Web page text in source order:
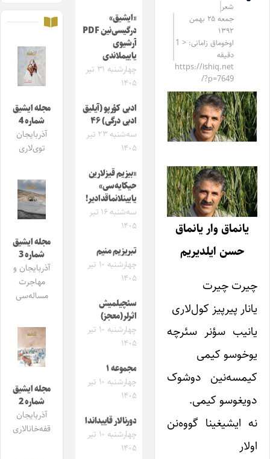
شعر
جمعه ۲۵ بهمن
۱۳۹۲
اوخوماق زامانی: < 1
دقیقه
https://ishiq.net
/?p=7649
یانماق وار یانماق
حسن ایلدیریم
چیرت چیرت
یانار پیرپیز کول‌لاری
یانیب سؤنر سئرچه
یوخوسو کیمی
کیمسه‌نین دوشوک
دویغوسو کیمی.
نه ایشیغینا گووه‌نن
اولار
«ایشیق»
درگیسی‌نین PDF
آرشیوی
یاییملاندی
چهارشنبه ۳۱ تیر
۱۴۰۵
ادبی کؤرپو (آیلیق
ادبی درگی) ۴۶
سه‌شنبه ۲۳ تیر
۱۴۰۵
«بیزیم قیزلارین
حیکایه‌سی»
یایینلانماقدادیر!
سه‌شنبه ۱۶ تیر
۱۴۰۵
تبریزیم منیم
چهارشنبه ۱۰ تیر
۱۴۰۵
سئچیلمیش
اثرلر(معجز)
چهارشنبه ۱۰ تیر
۱۴۰۵
مجموعه ۱
چهارشنبه ۱۰ تیر
۱۴۰۵
دورنالار قاییداندا
چهارشنبه ۱۰ تیر
۱۴۰۵
مجله ایشیق
شماره 4
آذربایجان
توی‌لاری
مجله ایشیق
شماره 3
آذربایجان و
مهاجرت
مساله‌سی
مجله ایشیق
شماره 2
آذربایجان
قفه‌خانالاری